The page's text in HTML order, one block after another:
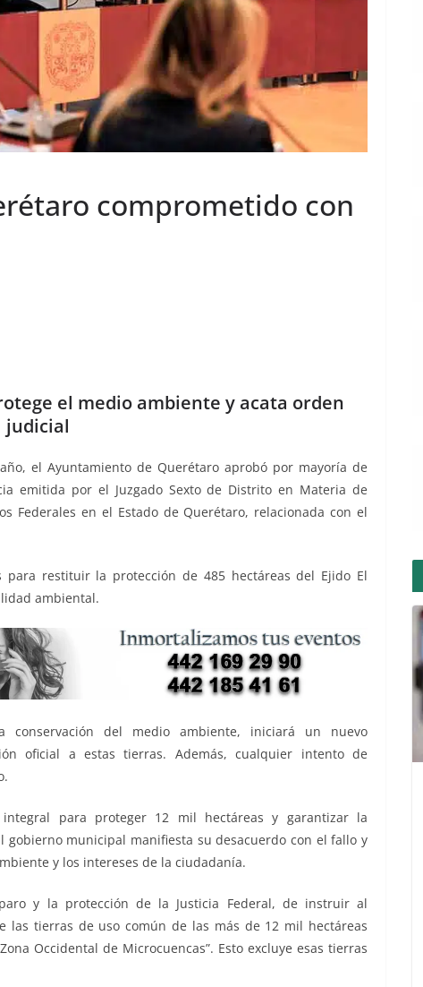
comprometido con
el medio ambiente y acata orden
judicial
el Ayuntamiento de Querétaro aprobó por mayoría de
emitida por el Juzgado Sexto de Distrito en Materia de
Federales en el Estado de Querétaro, relacionada con el
para restituir la protección de 485 hectáreas del Ejido El
ambiental.
conservación del medio ambiente, iniciará un nuevo
oficial a estas tierras. Además, cualquier intento de
para proteger 12 mil hectáreas y garantizar la
municipal manifiesta su desacuerdo con el fallo y
y los intereses de la ciudadanía.
y la protección de la Justicia Federal, de instruir al
las tierras de uso común de las más de 12 mil hectáreas
Occidental de Microcuencas”. Esto excluye esas tierras